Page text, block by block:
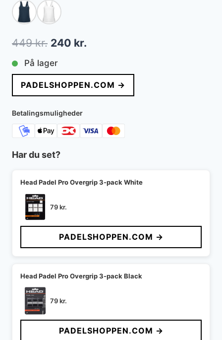
449kr. Den
oprindelige
pris
var:
449 kr..
240 kr.
pris
er:
På lager
PADELSHOPPEN.COM →
Betalingsmuligheder
Har du set?
Head Padel Pro Overgrip 3-pack White
79kr.
PADELSHOPPEN.COM →
Head Padel Pro Overgrip 3-pack Black
79kr.
PADELSHOPPEN.COM →